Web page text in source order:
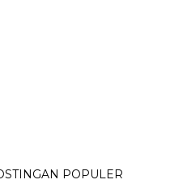
POPULER